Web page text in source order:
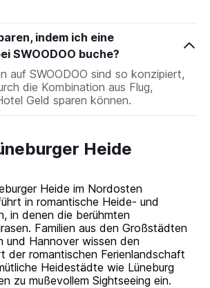
indem ich eine
SWOODOO buche?
auf SWOODOO sind so konzipiert,
die Kombination aus Flug,
Geld sparen können.
Heide
Heide im Nordosten
in romantische Heide- und
in denen die berühmten
Familien aus den Großstädten
und Hannover wissen den
der romantischen Ferienlandschaft
Heidestädte wie Lüneburg
zu mußevollem Sightseeing ein.